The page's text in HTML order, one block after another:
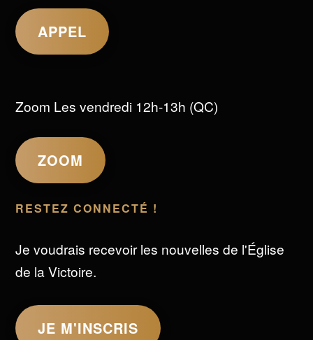
APPEL
Zoom Les vendredi 12h-13h (QC)
ZOOM
RESTEZ CONNECTÉ !
Je voudrais recevoir les nouvelles de l'Église
de la Victoire.
JE M'INSCRIS